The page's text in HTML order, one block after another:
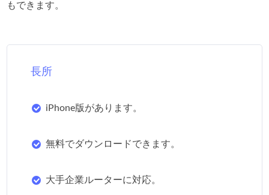
もできます。
長所
iPhone版があります。
無料でダウンロードできます。
大手企業ルーターに対応。